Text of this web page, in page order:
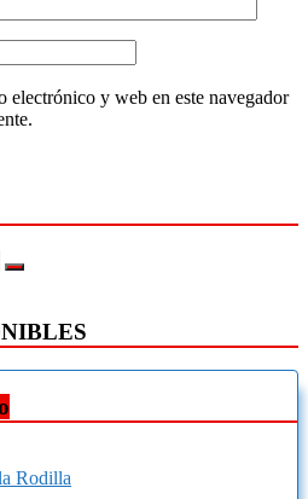
electrónico y web en este navegador
Rodilla